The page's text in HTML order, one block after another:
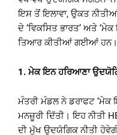
ਇਸ ਤੋਂ ਇਲਾਵਾ, ਉਕਤ
ਦੇ ‘ਵਿਕਸਿਤ ਭਾਰਤ’ ਅਤੇ
ਤਿਆਰ ਕੀਤੀਆਂ ਗਈਆਂ ਹਨ।
1.ਮੇਕ ਇਨ ਹਰਿਆਣਾ
ਮੰਤਰੀ ਮੰਡਲ ਨੇ ਡਰਾਫਟ ‘ਮੇਕ
ਮਨਜ਼ੂਰੀ ਦਿੱਤੀ। ਇਹ ਨੀਤੀ
ਦੀ ਮੁੱਖ ਉਦਯੋਗਿਕ ਨੀਤੀ